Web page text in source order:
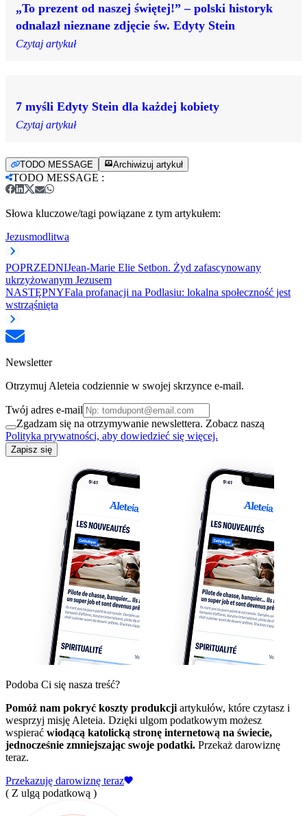
„To prezent od naszej świętej!” – polski historyk
odnalazł nieznane zdjęcie św. Edyty Stein
Czytaj artykuł
7 myśli Edyty Stein dla każdej kobiety
Czytaj artykuł
TODO MESSAGE Archiwizuj artykuł
TODO MESSAGE :
Słowa kluczowe/tagi powiązane z tym artykułem:
Jezusmodlitwa
POPRZEDNIJean-Marie Elie Setbon. Żyd zafascynowany
ukrzyżowanym Jezusem
NASTĘPNYFala profanacji na Podlasiu: lokalna społeczność jest
wstrząśnięta
Newsletter
Otrzymuj Aleteia codziennie w swojej skrzynce e-mail.
Twój adres e-mail
Zgadzam się na otrzymywanie newslettera. Zobacz naszą
Polityka prywatności, aby dowiedzieć się więcej.
Zapisz się
Podoba Ci się nasza treść?
Pomóż nam pokryć koszty produkcji artykułów, które czytasz i
wesprzyj misję Aleteia. Dzięki ulgom podatkowym możesz
wspierać wiodącą katolicką stronę internetową na świecie,
jednocześnie zmniejszając swoje podatki. Przekaż darowiznę
teraz.
Przekazuję darowiznę teraz
( Z ulgą podatkową )